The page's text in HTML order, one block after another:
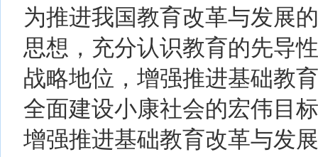
为推进我国教育改革与发展
思想，充分认识教育的先导
战略地位，增强推进基础教
全面建设小康社会的宏伟目
增强推进基础教育改革与发